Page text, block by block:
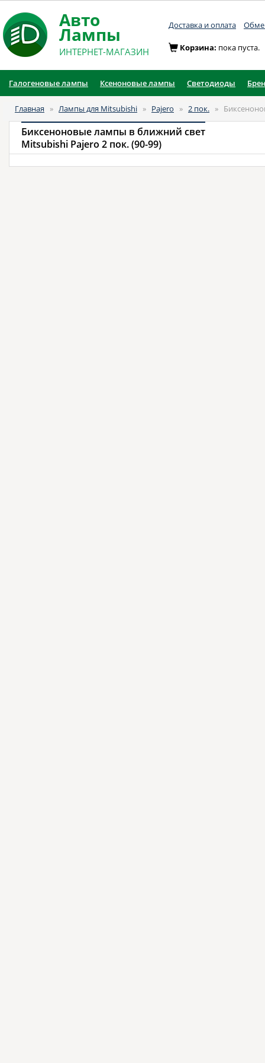
Авто
Лампы
ИНТЕРНЕТ-МАГАЗИН
Доставка и оплата
Корзина: пока пуста.
Галогеновые лампы Ксеноновые лампы Светодиоды
Главная » Лампы для Mitsubishi » Pajero » 2 пок. »
Биксеноновые лампы в ближний свет
Mitsubishi Pajero 2 пок. (90-99)